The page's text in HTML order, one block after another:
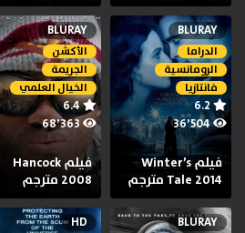
BLURAY
الدراما
الرومانسية
فانتازيا
6.2
36٬504
فيلم Winter’s
Tale 2014 مترجم
BLURAY
الأكشن
الجريمة
الخيال العلمي
6.4
68٬363
فيلم Hancock
2008 مترجم
BLURAY
HD